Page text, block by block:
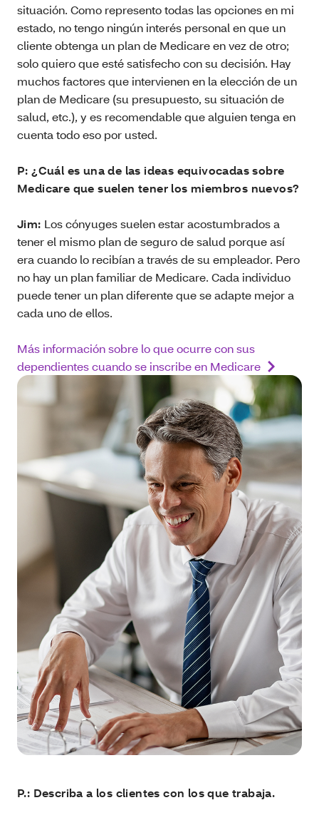
situación. Como represento todas las opciones en mi
estado, no tengo ningún interés personal en que un
cliente obtenga un plan de Medicare en vez de otro;
solo quiero que esté satisfecho con su decisión. Hay
muchos factores que intervienen en la elección de un
plan de Medicare (su presupuesto, su situación de
salud, etc.), y es recomendable que alguien tenga en
cuenta todo eso por usted.
P: ¿Cuál es una de las ideas equivocadas sobre
Medicare que suelen tener los miembros nuevos?
Jim: Los cónyuges suelen estar acostumbrados a
tener el mismo plan de seguro de salud porque así
era cuando lo recibían a través de su empleador. Pero
no hay un plan familiar de Medicare. Cada individuo
puede tener un plan diferente que se adapte mejor a
cada uno de ellos.
Más información sobre lo que ocurre con sus
dependientes cuando se inscribe en Medicare
P.: Describa a los clientes con los que trabaja.